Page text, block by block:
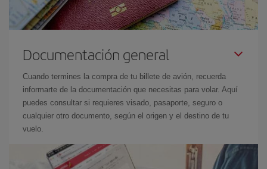
Documentación general
Cuando termines la compra de tu billete de avión, recuerda
informarte de la documentación que necesitas para volar. Aquí
puedes consultar si requieres visado, pasaporte, seguro o
cualquier otro documento, según el origen y el destino de tu
vuelo.